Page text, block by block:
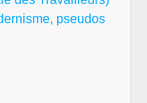
pseudos